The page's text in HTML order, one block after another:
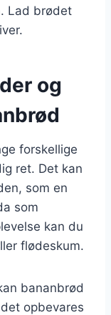
Lad brødet
og
forskellige
ret. Det kan
som en
som
kan du
flødeskum.
bananbrød
opbevares